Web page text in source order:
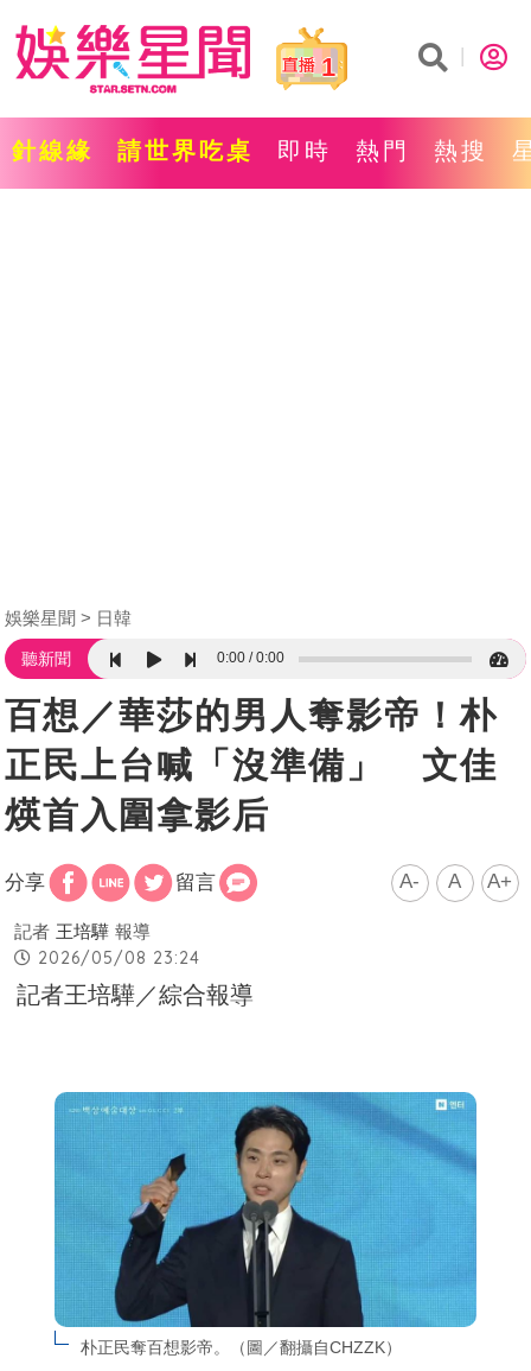
1
針線緣 請世界吃桌 即時 熱門 熱搜
娛樂星聞 日韓
聽新聞 0:00 0:00
百想／華莎的男人奪影帝！朴
正民上台喊「沒準備」 文佳
煐首入圍拿影后
分享 留言 A- A A+
記者 王培驊 報導
2026/05/08 23:24
記者王培驊／綜合報導
朴正民奪百想影帝。（圖／翻攝自CHZZK）